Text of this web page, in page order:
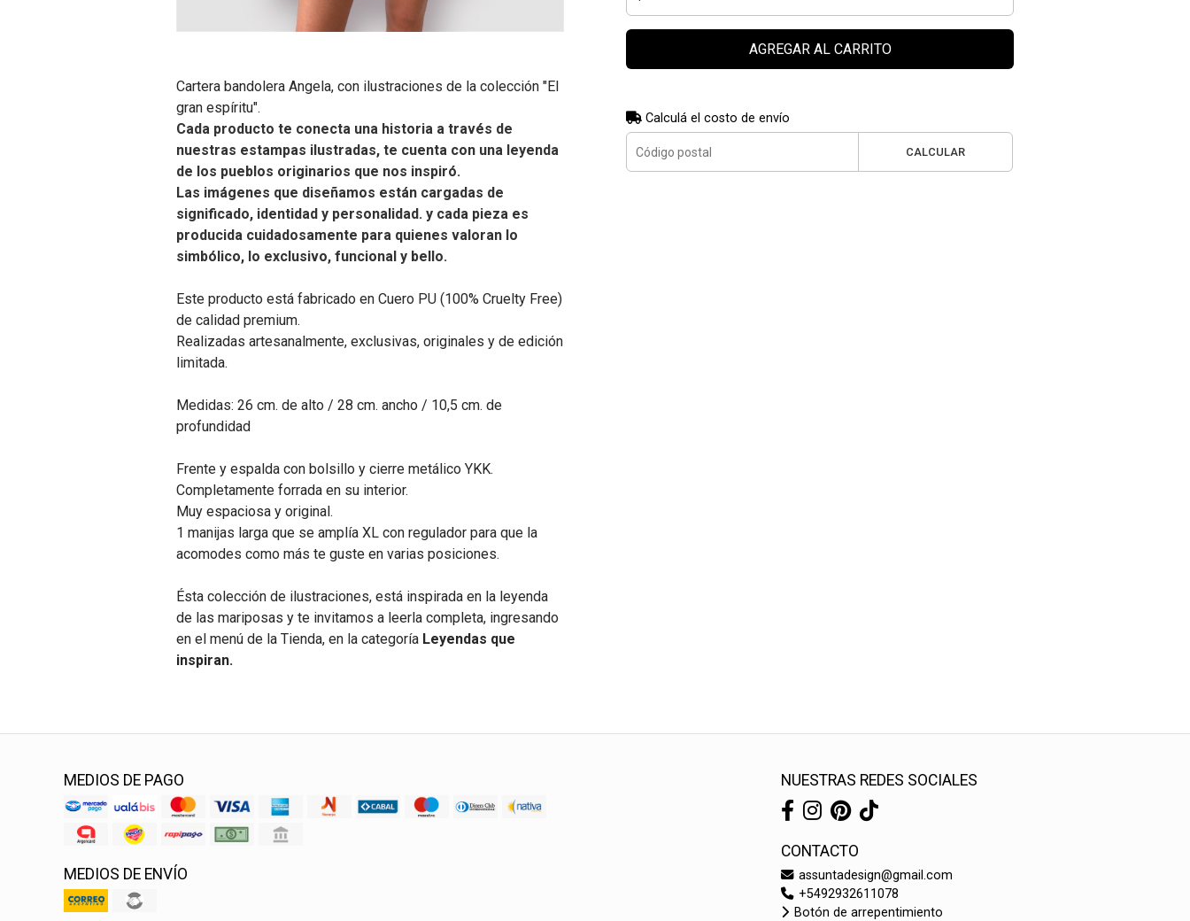
Cartera bandolera Angela, con ilustraciones de la colección "El
gran espíritu".
Cada producto te conecta una historia a través de
nuestras estampas ilustradas, te cuenta con una leyenda
de los pueblos originarios que nos inspiró.
Las imágenes que diseñamos están cargadas de
significado, identidad y personalidad. y cada pieza es
producida cuidadosamente para quienes valoran lo
simbólico, lo exclusivo, funcional y bello.
Este producto está fabricado en Cuero PU (100% Cruelty Free)
de calidad premium.
Realizadas artesanalmente, exclusivas, originales y de edición
limitada.
Medidas: 26 cm. de alto / 28 cm. ancho / 10,5 cm. de
profundidad
Frente y espalda con bolsillo y cierre metálico YKK.
Completamente forrada en su interior.
Muy espaciosa y original.
1 manijas larga que se amplía XL con regulador para que la
acomodes como más te guste en varias posiciones.
Ésta colección de ilustraciones, está inspirada en la leyenda
de las mariposas y te invitamos a leerla completa, ingresando
en el menú de la Tienda, en la categoría Leyendas que
inspiran.
AGREGAR AL CARRITO
Calculá el costo de envío
CALCULAR
MEDIOS DE PAGO
MEDIOS DE ENVÍO
NUESTRAS REDES SOCIALES
CONTACTO
assuntadesign@gmail.com
+5492932611078
Botón de arrepentimiento